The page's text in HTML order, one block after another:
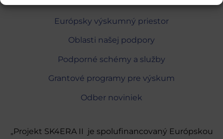
Európsky výskumný priestor
Oblasti našej podpory
Podporné schémy a služby
Grantové programy pre výskum
Odber noviniek
„Projekt SK4ERA II je spolufinancovaný Európskou